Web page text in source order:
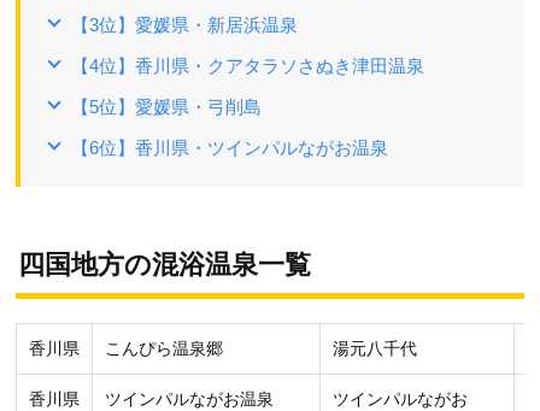
【3位】愛媛県・新居浜温泉
【4位】香川県・クアタラソさぬき津田温泉
【5位】愛媛県・弓削島
【6位】香川県・ツインパルながお温泉
四国地方の混浴温泉一覧
香川県 こんぴら温泉郷 湯元八千代
香川県 ツインパルながお温泉 ツインパルながお